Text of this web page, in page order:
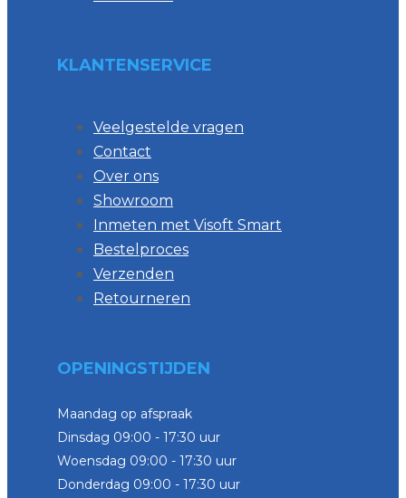
KLANTENSERVICE
Veelgestelde vragen
Contact
Over ons
Showroom
Inmeten met Visoft Smart
Bestelproces
Verzenden
Retourneren
OPENINGSTIJDEN
Maandag op afspraak
Dinsdag 09:00 - 17:30 uur
Woensdag 09:00 - 17:30 uur
Donderdag 09:00 - 17:30 uur